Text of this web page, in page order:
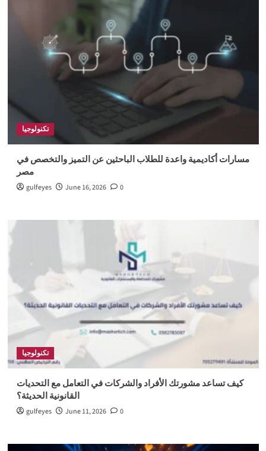
تكنولوجيا
مسارات أكاديمية واعدة للطلاب الباحثين عن التميز والتخصص في
مصر
gulfeyes June 16, 2026 0
تكنولوجيا
كيف تساعد مشورتك الأفراد والشركات في التعامل مع التحديات
القانونية الحديثة؟
gulfeyes June 11, 2026 0